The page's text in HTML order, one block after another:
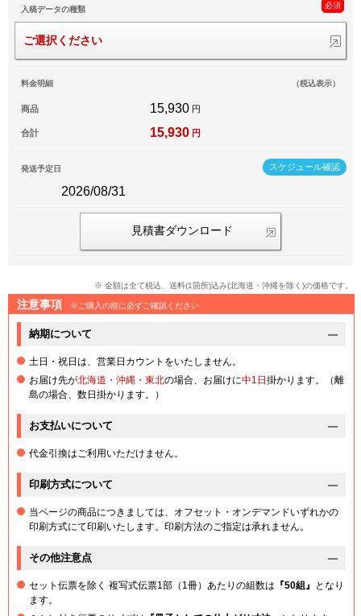
入稿データの種類 必須
ご選択ください
料金明細 （税込表示）
商品 15,930 円
合計 15,930 円
スケジュール確認
発送予定日
2026/08/31
見積書ダウンロード
※ 金額は全て税込、送料(1箇所)込み(北海道・沖縄を除く)の価格です。
注意事項 ※ご購入の前に必ずご確認ください
納期について
土日・祝日は、営業日カウントをいたしません。
お届け先が北海道・沖縄・東北の場合、お届けに中1日 掛かります。（離
島の場合、数日掛かります。）
お支払いについて
代金引換はご利用いただけません。
印刷方式について
当ページの商品につきましては、オフセット・オンデマンドいずれかの
印刷方式にて印刷いたします。印刷方法のご指定は承れません。
その他注意点
セット伝票を除く 複写式伝票1部（1冊）あたりの組数は 『50組』 となり
ます。